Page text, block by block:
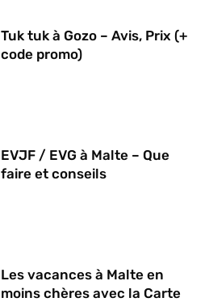
Tuk tuk à Gozo – Avis, Prix (+
code promo)
EVJF / EVG à Malte – Que
faire et conseils
Les vacances à Malte en
moins chères avec la Carte